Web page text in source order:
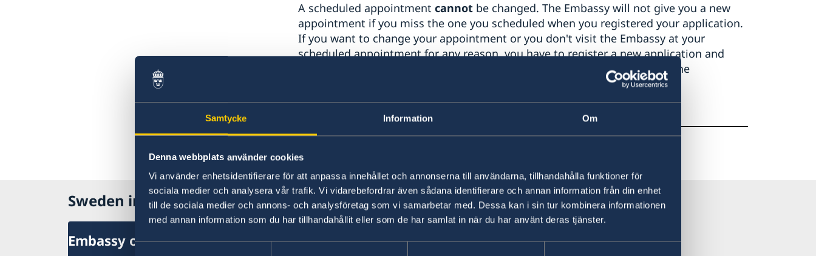
Samtycke Information Om
Denna webbplats använder cookies
Vi använder enhetsidentifierare för att anpassa innehållet och annonserna till användarna, tillhandahålla funktioner för
sociala medier och analysera vår trafik. Vi vidarebefordrar även sådana identifierare och annan information från din enhet
till de sociala medier och annons- och analysföretag som vi samarbetar med. Dessa kan i sin tur kombinera informationen
med annan information som du har tillhandahållit eller som de har samlat in när du har använt deras tjänster.
Samtyckesval
A scheduled appointment cannot be changed. The Embassy will not give you a new
appointment if you miss the one you scheduled when you registered your application.
If you want to change your appointment or you don't visit the Embassy at your
scheduled appointment for any reason, you have to register a new application and
book a new appointment. You can check available times before booking the
Available appointments
You can find more information under
Last updated 14 Jan 2018, 3.57 PM
Sweden in Iran
Embassy of Sweden in Tehran